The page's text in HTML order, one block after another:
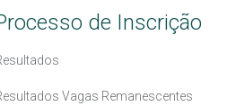
de Inscrição
Vagas Remanescentes